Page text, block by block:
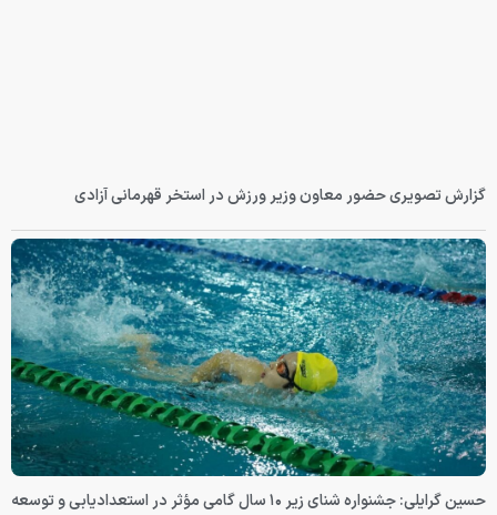
گزارش تصویری حضور معاون وزیر ورزش در استخر قهرمانی آزادی
حسین گرایلی: جشنواره شنای زیر ۱۰ سال گامی مؤثر در استعدادیابی و توسعه